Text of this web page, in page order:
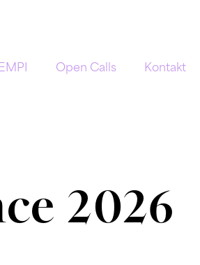
Open Calls Kontakt
2026